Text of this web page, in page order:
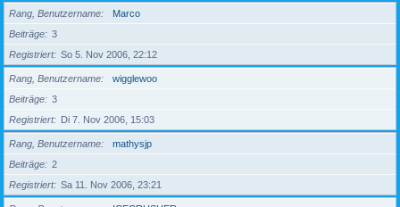
Rang, Benutzername
Marco
Beiträge
3
Registriert
So 5. Nov 2006, 22:12
Rang, Benutzername
wigglewoo
Beiträge
3
Registriert
Di 7. Nov 2006, 15:03
Rang, Benutzername
mathysjp
Beiträge
2
Registriert
Sa 11. Nov 2006, 23:21